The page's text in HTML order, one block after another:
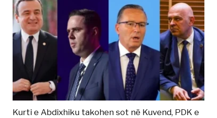
Kurti e Abdixhiku takohen sot në Kuvend, PDK e